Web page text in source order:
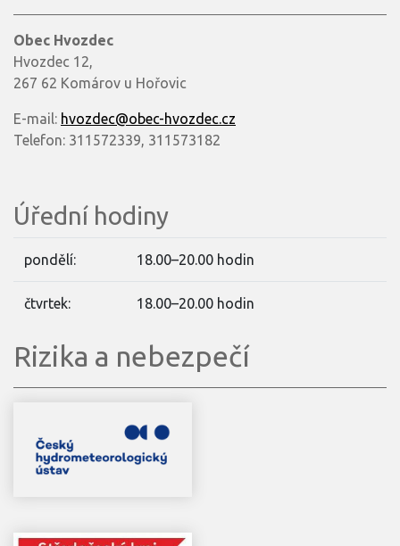
Obec Hvozdec
Hvozdec 12,
267 62 Komárov u Hořovic
E-mail: hvozdec@obec-hvozdec.cz
Telefon: 311572339, 311573182
Úřední hodiny
pondělí: 18.00–20.00 hodin
čtvrtek: 18.00–20.00 hodin
Rizika a nebezpečí